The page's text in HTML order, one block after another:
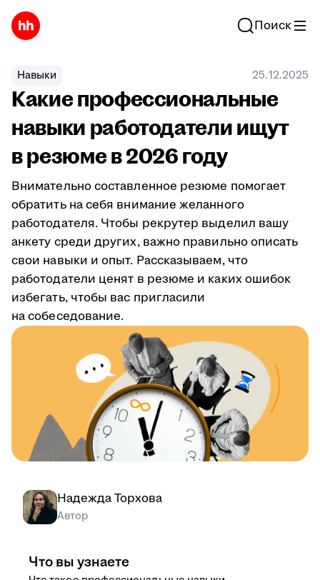
Поиск
Навыки 25.12.2025
Какие профессиональные
навыки работодатели ищут
в резюме в 2026 году
Внимательно составленное резюме помогает
обратить на себя внимание желанного
работодателя. Чтобы рекрутер выделил вашу
анкету среди других, важно правильно описать
свои навыки и опыт. Рассказываем, что
работодатели ценят в резюме и каких ошибок
избегать, чтобы вас пригласили
на собеседование.
Надежда Торхова
Автор
Что вы узнаете